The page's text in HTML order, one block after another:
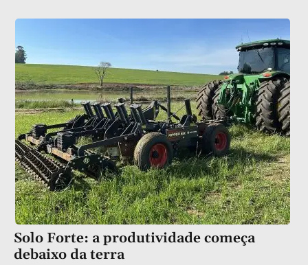
Solo Forte: a produtividade começa
debaixo da terra